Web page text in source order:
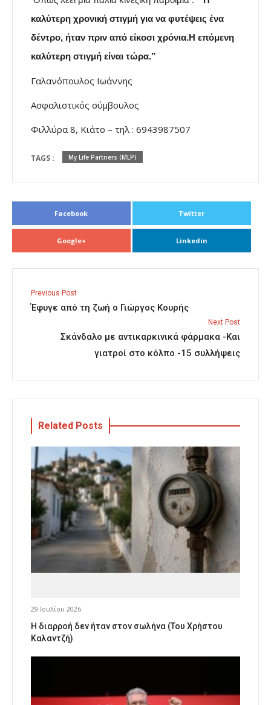
καλύτερη χρονική στιγμή για να φυτέψεις ένα
δέντρο, ήταν πριν από είκοσι χρόνια.Η επόμενη
καλύτερη στιγμή είναι τώρα.”
Γαλανόπουλος Ιωάννης
Ασφαλιστικός σύμβουλος
Φιλλύρα 8, Κιάτο – τηλ : 6943987507
TAGS : My Life Partners (MLP)
Facebook Twitter
Google+ Linkedin
Previous Post
Έφυγε από τη ζωή ο Γιώργος Κουρής
Next Post
Σκάνδαλο με αντικαρκινικά φάρμακα -Και
γιατροί στο κόλπο -15 συλλήψεις
Related Posts
29 Ιουλίου 2026
Η διαρροή δεν ήταν στον σωλήνα (Του Χρήστου
Καλαντζή)